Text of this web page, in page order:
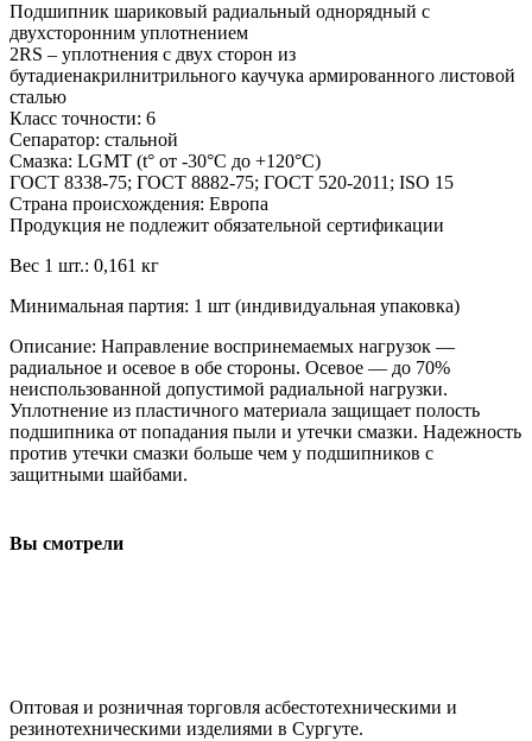
Подшипник шариковый радиальный однорядный с
двухсторонним уплотнением
2RS – уплотнения с двух сторон из
бутадиенакрилнитрильного каучука армированного листовой
сталью
Класс точности: 6
Сепаратор: стальной
Смазка: LGMT (t° от -30°С до +120°С)
ГОСТ 8338-75; ГОСТ 8882-75; ГОСТ 520-2011; ISO 15
Страна происхождения: Европа
Продукция не подлежит обязательной сертификации
Вес 1 шт.: 0,161 кг
Минимальная партия: 1 шт (индивидуальная упаковка)
Описание: Направление воспринемаемых нагрузок —
радиальное и осевое в обе стороны. Осевое — до 70%
неиспользованной допустимой радиальной нагрузки.
Уплотнение из пластичного материала защищает полость
подшипника от попадания пыли и утечки смазки. Надежность
против утечки смазки больше чем у подшипников с
защитными шайбами.
Вы смотрели
Оптовая и розничная торговля асбестотехническими и
резинотехническими изделиями в Сургуте.